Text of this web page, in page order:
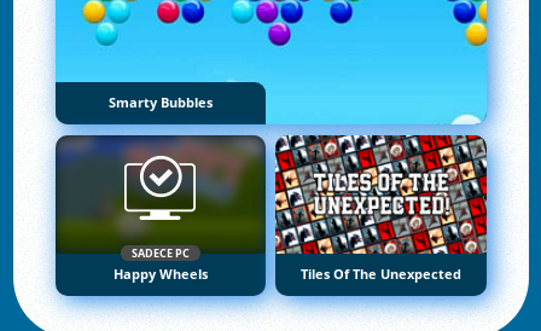
Smarty Bubbles
SADECE PC
Happy Wheels Tiles Of The Unexpected